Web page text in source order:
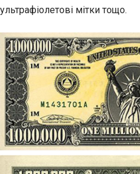
ультрафіолетові мітки тощо.